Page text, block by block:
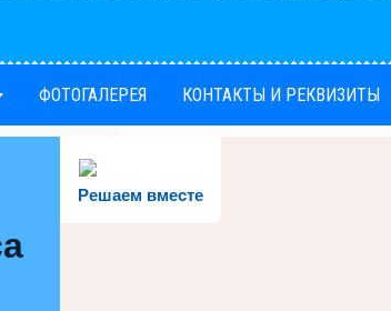
ФОТОГАЛЕРЕЯ КОНТАКТЫ И РЕКВИЗИТЫ
Решаем вместе